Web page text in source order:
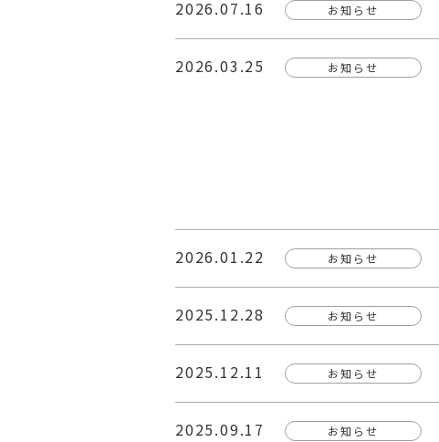
2026.07.16 お知らせ
2026.03.25 お知らせ
2026.01.22 お知らせ
2025.12.28 お知らせ
2025.12.11 お知らせ
2025.09.17 お知らせ